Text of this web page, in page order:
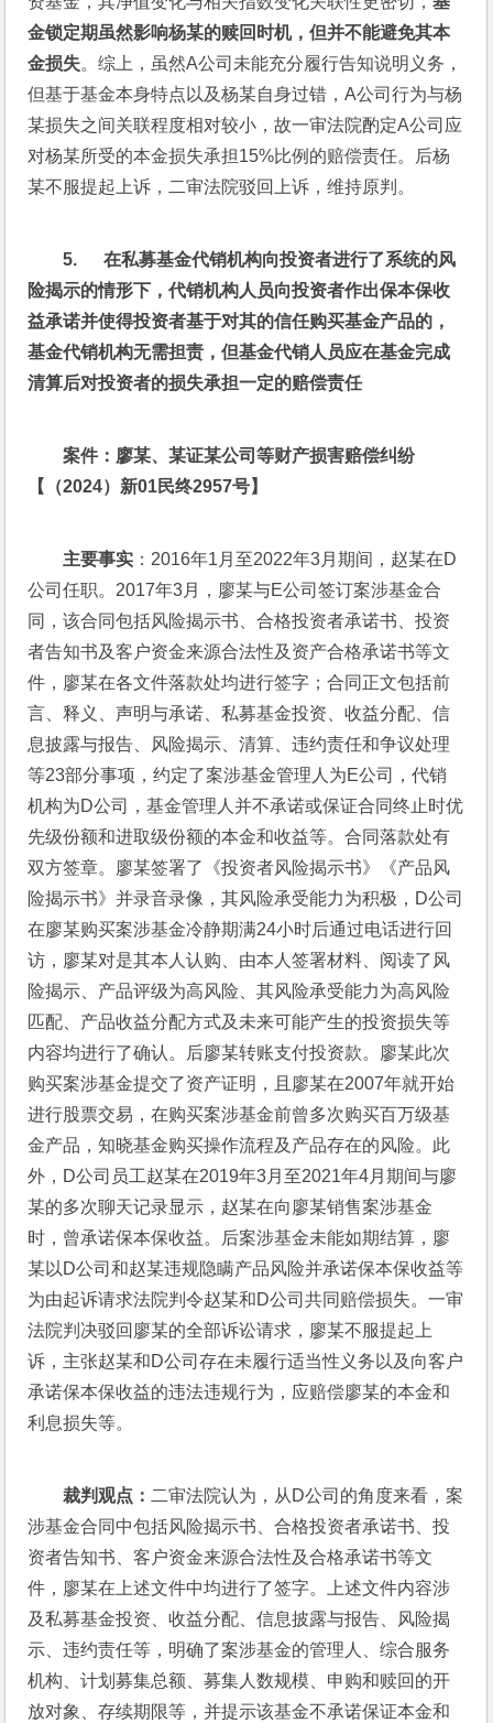
金锁定期虽然影响杨某的赎回时机，但并不能避免其本
金损失。综上，虽然A公司未能充分履行告知说明义务，
但基于基金本身特点以及杨某自身过错，A公司行为与杨
某损失之间关联程度相对较小，故一审法院酌定A公司应
对杨某所受的本金损失承担15%比例的赔偿责任。后杨
某不服提起上诉，二审法院驳回上诉，维持原判。
5. 在私募基金代销机构向投资者进行了系统的风
险揭示的情形下，代销机构人员向投资者作出保本保收
益承诺并使得投资者基于对其的信任购买基金产品的，
基金代销机构无需担责，但基金代销人员应在基金完成
清算后对投资者的损失承担一定的赔偿责任
案件：廖某、某证某公司等财产损害赔偿纠纷
【（2024）新01民终2957号】
主要事实 ：2016年1月至2022年3月期间，赵某在D
公司任职。2017年3月，廖某与E公司签订案涉基金合
同，该合同包括风险揭示书、合格投资者承诺书、投资
者告知书及客户资金来源合法性及资产合格承诺书等文
件，廖某在各文件落款处均进行签字；合同正文包括前
言、释义、声明与承诺、私募基金投资、收益分配、信
息披露与报告、风险揭示、清算、违约责任和争议处理
等23部分事项，约定了案涉基金管理人为E公司，代销
机构为D公司，基金管理人并不承诺或保证合同终止时优
先级份额和进取级份额的本金和收益等。合同落款处有
双方签章。廖某签署了《投资者风险揭示书》《产品风
险揭示书》并录音录像，其风险承受能力为积极，D公司
在廖某购买案涉基金冷静期满24小时后通过电话进行回
访，廖某对是其本人认购、由本人签署材料、阅读了风
险揭示、产品评级为高风险、其风险承受能力为高风险
匹配、产品收益分配方式及未来可能产生的投资损失等
内容均进行了确认。后廖某转账支付投资款。廖某此次
购买案涉基金提交了资产证明，且廖某在2007年就开始
进行股票交易，在购买案涉基金前曾多次购买百万级基
金产品，知晓基金购买操作流程及产品存在的风险。此
外，D公司员工赵某在2019年3月至2021年4月期间与廖
某的多次聊天记录显示，赵某在向廖某销售案涉基金
时，曾承诺保本保收益。后案涉基金未能如期结算，廖
某以D公司和赵某违规隐瞒产品风险并承诺保本保收益等
为由起诉请求法院判令赵某和D公司共同赔偿损失。一审
法院判决驳回廖某的全部诉讼请求，廖某不服提起上
诉，主张赵某和D公司存在未履行适当性义务以及向客户
承诺保本保收益的违法违规行为，应赔偿廖某的本金和
利息损失等。
裁判观点： 二审法院认为，从D公司的角度来看，案
涉基金合同中包括风险揭示书、合格投资者承诺书、投
资者告知书、客户资金来源合法性及合格承诺书等文
件，廖某在上述文件中均进行了签字。上述文件内容涉
及私募基金投资、收益分配、信息披露与报告、风险揭
示、违约责任等，明确了案涉基金的管理人、综合服务
机构、计划募集总额、募集人数规模、申购和赎回的开
放对象、存续期限等，并提示该基金不承诺保证本金和